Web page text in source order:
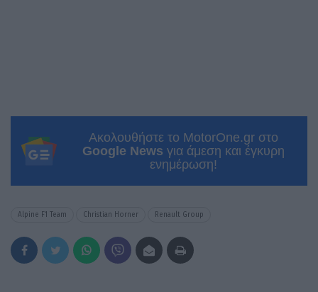
Ακολουθήστε το MotorOne.gr στο
Google News για άμεση και έγκυρη
ενημέρωση!
Alpine F1 Team Christian Horner Renault Group